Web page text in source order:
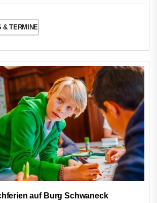
& TERMINE
auf Burg Schwaneck